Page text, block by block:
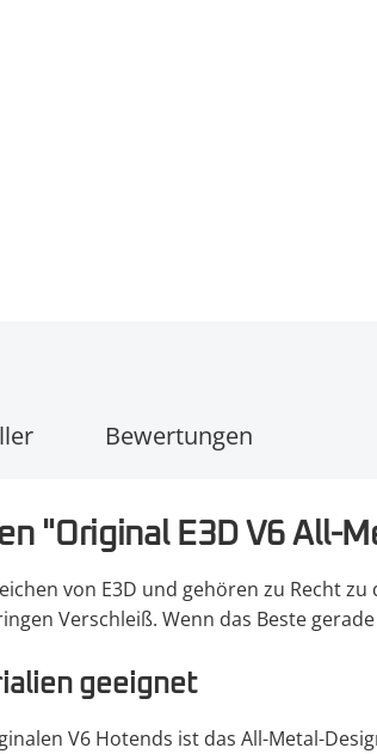
Bewertungen
"Original E3D V6 All-
von E3D und gehören zu Recht
Verschleiß. Wenn das Beste
geeignet
V6 Hotends ist das All-Metal-